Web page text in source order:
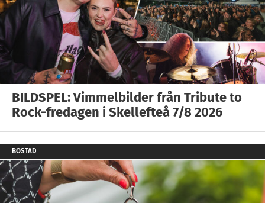
BILDSPEL: Vimmelbilder från Tribute to
Rock-fredagen i Skellefteå 7/8 2026
BOSTAD